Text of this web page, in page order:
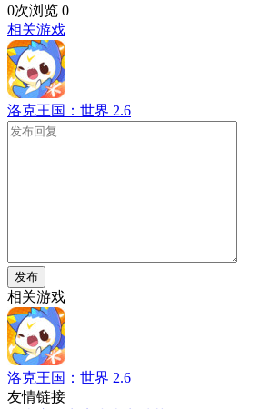
0次浏览 0
相关游戏
洛克王国：世界 2.6
发布
相关游戏
洛克王国：世界 2.6
友情链接